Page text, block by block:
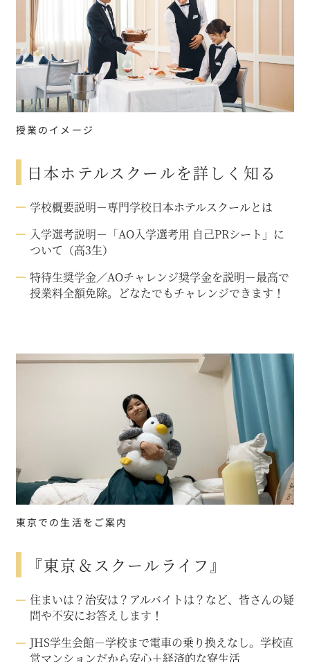
授業のイメージ
日本ホテルスクールを詳しく知る
学校概要説明－専門学校日本ホテルスクールとは
入学選考説明－「AO入学選考用 自己PRシート」に
ついて（高3生）
特待生奨学金／AOチャレンジ奨学金を説明－最高で
授業料全額免除。どなたでもチャレンジできます！
東京での生活をご案内
『東京＆スクールライフ』
住まいは？治安は？アルバイトは？など、皆さんの疑
問や不安にお答えします！
JHS学生会館－学校まで電車の乗り換えなし。学校直
営マンションだから安心＋経済的な寮生活